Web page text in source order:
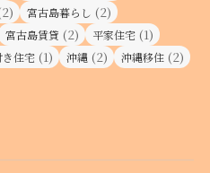
宮古島暮らし (2)
宮古島賃貸 (2) 平家住宅 (1)
き住宅 (1) 沖縄 (2) 沖縄移住 (2)